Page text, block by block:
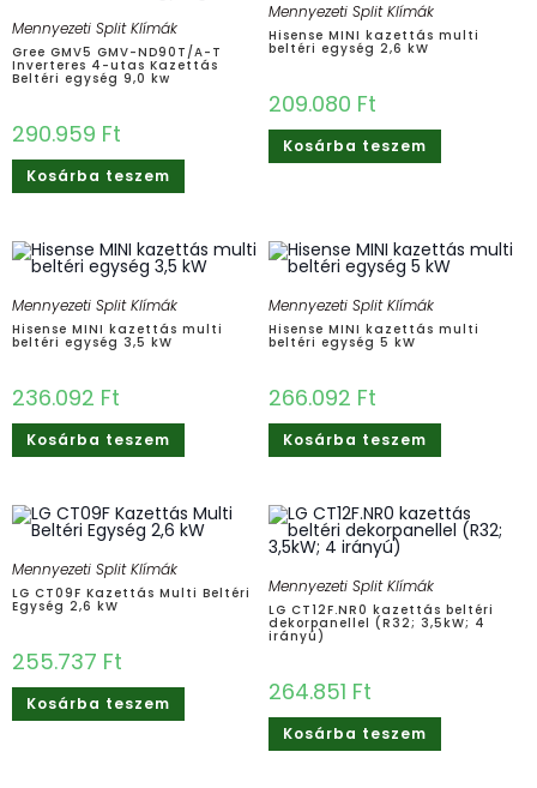
Mennyezeti Split Klímák
Gree GMV5 GMV-ND90T/A-T
Inverteres 4-utas Kazettás
Beltéri egység 9,0 kw
290.959 Ft
Kosárba teszem
Mennyezeti Split Klímák
Hisense MINI kazettás multi
beltéri egység 2,6 kW
209.080 Ft
Kosárba teszem
Mennyezeti Split Klímák
Hisense MINI kazettás multi
beltéri egység 3,5 kW
236.092 Ft
Kosárba teszem
Mennyezeti Split Klímák
Hisense MINI kazettás multi
beltéri egység 5 kW
266.092 Ft
Kosárba teszem
Mennyezeti Split Klímák
LG CT09F Kazettás Multi Beltéri
Egység 2,6 kW
255.737 Ft
Kosárba teszem
Mennyezeti Split Klímák
LG CT12F.NR0 kazettás beltéri
dekorpanellel (R32; 3,5kW; 4
irányú)
264.851 Ft
Kosárba teszem